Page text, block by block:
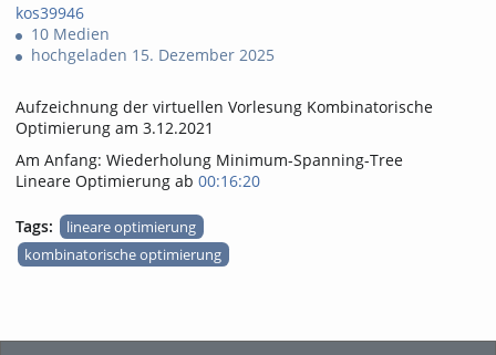
kos39946
10 Medien
hochgeladen 15. Dezember 2025
Aufzeichnung der virtuellen Vorlesung Kombinatorische
Optimierung am 3.12.2021
Am Anfang: Wiederholung Minimum-Spanning-Tree
Lineare Optimierung ab 00:16:20
Tags:
lineare optimierung
kombinatorische optimierung